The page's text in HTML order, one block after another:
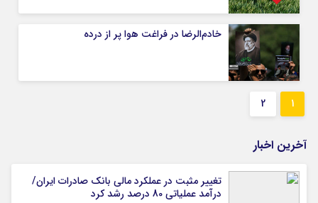
خادم‌الرضا در فراغت هوا پر از درده
1
2
آخرین اخبار
تغییر مثبت در عملکرد مالی بانک صادرات ایران/
درآمد عملیاتی 80 درصد رشد کرد